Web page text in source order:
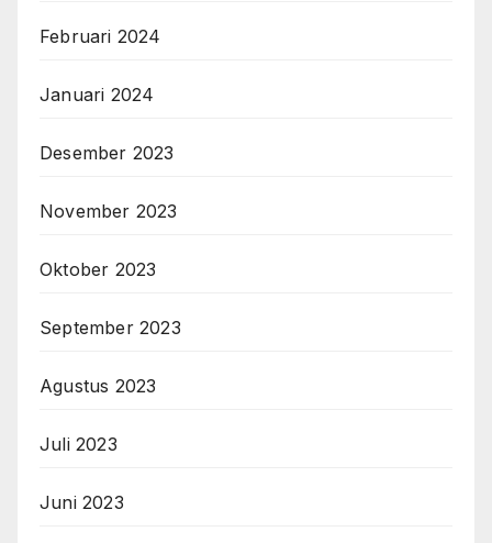
Februari 2024
Januari 2024
Desember 2023
November 2023
Oktober 2023
September 2023
Agustus 2023
Juli 2023
Juni 2023